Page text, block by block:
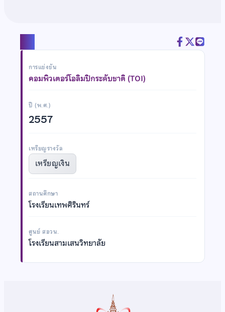
การแข่งขัน
คอมพิวเตอร์โอลิมปิกระดับชาติ (TOI)
ปี (พ.ศ.)
2557
เหรียญรางวัล
เหรียญเงิน
สถานศึกษา
โรงเรียนเทพศิรินทร์
ศูนย์ สอวน.
โรงเรียนสามเสนวิทยาลัย